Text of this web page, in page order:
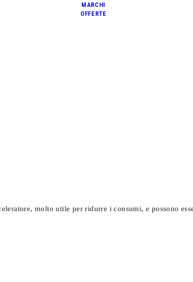
MARCHI
OFFERTE
molto utile per ridurre i consumi, e possono